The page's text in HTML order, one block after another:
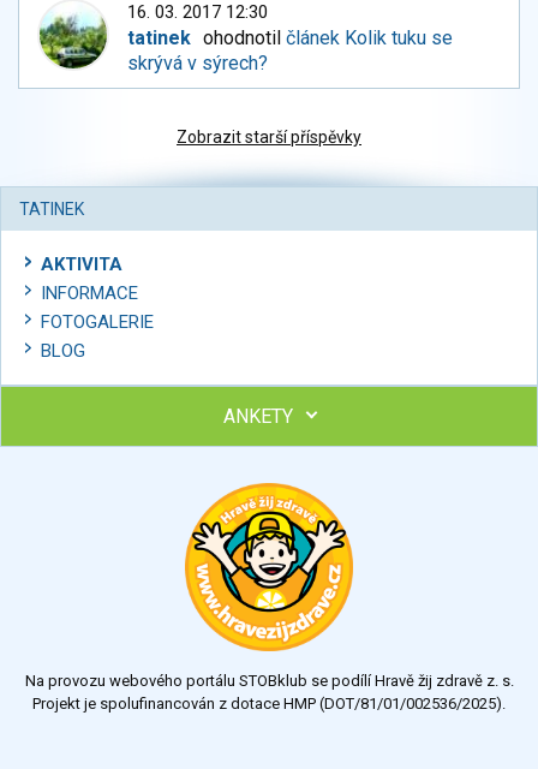
16. 03. 2017 12:30
tatinek ohodnotilčlánek Kolik tuku se
skrývá v sýrech?
Zobrazit starší příspěvky
TATINEK
AKTIVITA
INFORMACE
FOTOGALERIE
BLOG
ANKETY
Výsledky Všechny ankety
Na provozu webového portálu STOBklub se podílí Hravě žij zdravě z. s.
Projekt je spolufinancován z dotace HMP (DOT/81/01/002536/2025).